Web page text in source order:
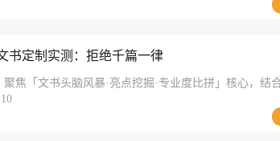
书定制实测：拒绝千篇一律
焦「文书头脑风暴·亮点挖掘·专业度比拼」核心，结